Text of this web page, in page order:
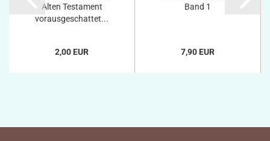
Alten Testament
vorausgeschattet...
2,00 EUR
Band 1
7,90 EUR